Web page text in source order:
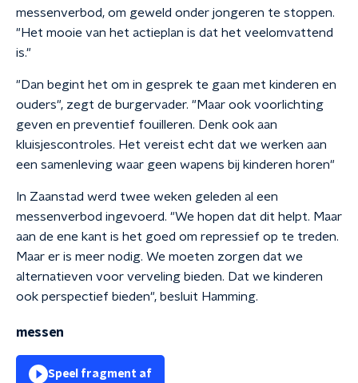
messenverbod, om geweld onder jongeren te stoppen.
"Het mooie van het actieplan is dat het veelomvattend
is."
"Dan begint het om in gesprek te gaan met kinderen en
ouders", zegt de burgervader. "Maar ook voorlichting
geven en preventief fouilleren. Denk ook aan
kluisjescontroles. Het vereist echt dat we werken aan
een samenleving waar geen wapens bij kinderen horen"
In Zaanstad werd twee weken geleden al een
messenverbod ingevoerd. "We hopen dat dit helpt. Maar
aan de ene kant is het goed om repressief op te treden.
Maar er is meer nodig. We moeten zorgen dat we
alternatieven voor verveling bieden. Dat we kinderen
ook perspectief bieden", besluit Hamming.
messen
Speel fragment af